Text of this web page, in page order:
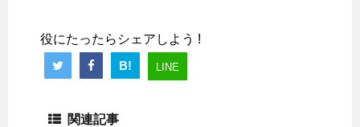
役にたったらシェアしよう !
B!
LINE
関連記事